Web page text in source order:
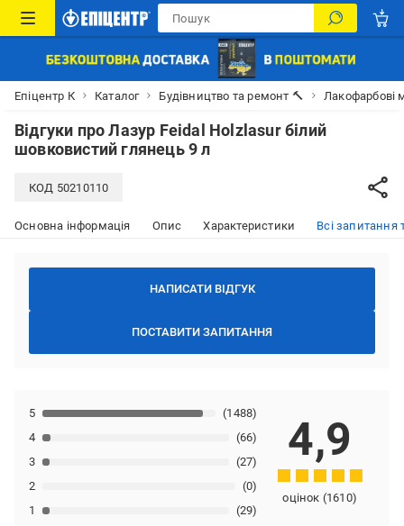
Епіцентр К Каталог Будівництво та ремонт 🔨 Лакофарбові
Відгуки проЛазур Feidal Holzlasur білий
шовковистий глянець 9 л
КОД 50210110
Основна інформація Опис Характеристики Всі запитання
НАПИСАТИ ВІДГУК
ПОСТАВИТИ ЗАПИТАННЯ
1 (29)
2 (0)
3 (27)
4 (66)
5 (1488)
4,9
оцінок (1610)